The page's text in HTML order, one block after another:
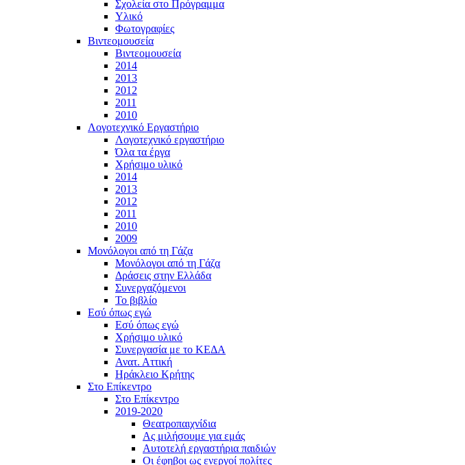
Σχολεία στο Πρόγραμμα
Υλικό
Φωτογραφίες
Βιντεομουσεία
Βιντεομουσεία
2014
2013
2012
2011
2010
Λογοτεχνικό Εργαστήριο
Λογοτεχνικό εργαστήριο
Όλα τα έργα
Χρήσιμο υλικό
2014
2013
2012
2011
2010
2009
Μονόλογοι από τη Γάζα
Μονόλογοι από τη Γάζα
Δράσεις στην Ελλάδα
Συνεργαζόμενοι
To βιβλίο
Εσύ όπως εγώ
Εσύ όπως εγώ
Χρήσιμο υλικό
Συνεργασία με το ΚΕΔΑ
Ανατ. Αττική
Ηράκλειο Κρήτης
Στο Επίκεντρο
Στο Επίκεντρο
2019-2020
Θεατροπαιχνίδια
Ας μιλήσουμε για εμάς
Αυτοτελή εργαστήρια παιδιών
Οι έφηβοι ως ενεργοί πολίτες